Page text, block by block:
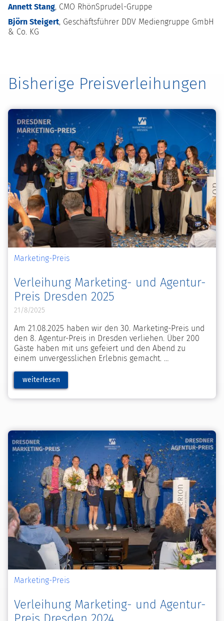
Annett Stang, CMO RhönSprudel-Gruppe
Björn Steigert, Geschäftsführer DDV Mediengruppe GmbH
& Co. KG
Bisherige Preisverleihungen
Marketing-Preis
Verleihung Marketing- und Agentur-
Preis Dresden 2025
21/8/2025
Am 21.08.2025 haben wir den 30. Marketing-Preis und
den 8. Agentur-Preis in Dresden verliehen. Über 200
Gäste haben mit uns gefeiert und den Abend zu
einem unvergesslichen Erlebnis gemacht.
weiterlesen
Marketing-Preis
Verleihung Marketing- und Agentur-